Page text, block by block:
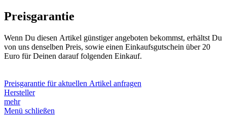
Preisgarantie
Wenn Du diesen Artikel günstiger angeboten bekommst, erhältst Du
von uns denselben Preis, sowie einen Einkaufsgutschein über 20
Euro für Deinen darauf folgenden Einkauf.
Preisgarantie für aktuellen Artikel anfragen
Hersteller
mehr
Menü schließen